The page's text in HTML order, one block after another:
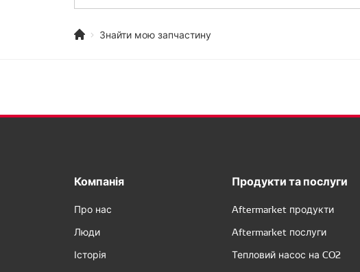
Знайти мою запчастину
Компанія
Про нас
Люди
Історія
Продукти та послуги
Aftermarket продукти
Aftermarket послуги
Тепловий насос на CO2